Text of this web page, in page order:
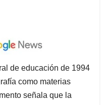
de educación de 1994
como materias
señala que la